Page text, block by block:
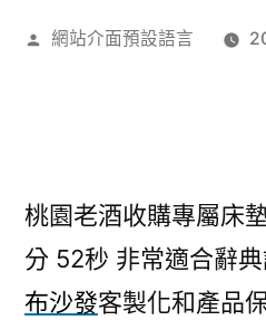
作
網站介面預設語言
桃園老酒收購專屬床
分 52秒 非常適合辭
布沙發客製化和產品